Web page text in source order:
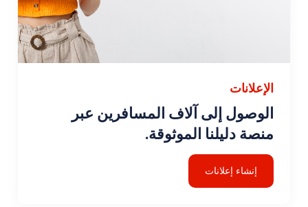
الإعلانات
الوصول إلى آلاف المسافرين عبر
منصة دليلنا الموثوقة.
إنشاء إعلانات